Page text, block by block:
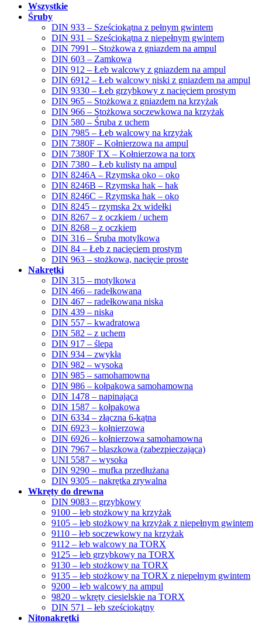
Wszystkie
Śruby
DIN 933 – Sześciokątna z pełnym gwintem
DIN 931 – Sześciokątna z niepełnym gwintem
DIN 7991 – Stożkowa z gniazdem na ampul
DIN 603 – Zamkowa
DIN 912 – Łeb walcowy z gniazdem na ampul
DIN 6912 – Łeb walcowy niski z gniazdem na ampul
DIN 9330 – Łeb grzybkowy z nacięciem prostym
DIN 965 – Stożkowa z gniazdem na krzyżak
DIN 966 – Stożkowa soczewkowa na krzyżak
DIN 580 – Śruba z uchem
DIN 7985 – Łeb walcowy na krzyżak
DIN 7380F – Kołnierzowa na ampul
DIN 7380F TX – Kołnierzowa na torx
DIN 7380 – Łeb kulisty na ampul
DIN 8246A – Rzymska oko – oko
DIN 8246B – Rzymska hak – hak
DIN 8246C – Rzymska hak – oko
DIN 8245 – rzymska 2x widełki
DIN 8267 – z oczkiem / uchem
DIN 8268 – z oczkiem
DIN 316 – Śruba motylkowa
DIN 84 – Łeb z nacięciem prostym
DIN 963 – stożkowa, nacięcie proste
Nakrętki
DIN 315 – motylkowa
DIN 466 – radełkowana
DIN 467 – radełkowana niska
DIN 439 – niska
DIN 557 – kwadratowa
DIN 582 – z uchem
DIN 917 – ślepa
DIN 934 – zwykła
DIN 982 – wysoka
DIN 985 – samohamowna
DIN 986 – kołpakowa samohamowna
DIN 1478 – napinająca
DIN 1587 – kołpakowa
DIN 6334 – złączna 6-kątna
DIN 6923 – kołnierzowa
DIN 6926 – kołnierzowa samohamowna
DIN 7967 – blaszkowa (zabezpieczająca)
UNI 5587 – wysoka
DIN 9290 – mufka przedłużana
DIN 9305 – nakrętka zrywalna
Wkręty do drewna
DIN 9083 – grzybkowy
9100 – łeb stożkowy na krzyżak
9105 – łeb stożkowy na krzyżak z niepełnym gwintem
9110 – łeb soczewkowy na krzyżak
9112 – łeb walcowy na TORX
9125 – łeb grzybkowy na TORX
9130 – łeb stożkowy na TORX
9135 – łeb stożkowy na TORX z niepełnym gwintem
9200 – łeb walcowy na ampul
9820 – wkręty ciesielskie na TORX
DIN 571 – łeb sześciokątny
Nitonakrętki